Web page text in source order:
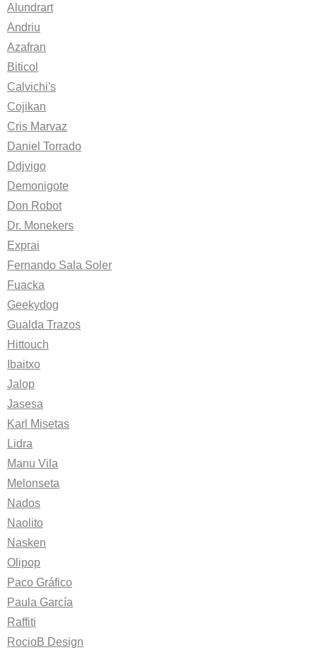
Alundrart
Andriu
Azafran
Biticol
Calvichi's
Cojikan
Cris Marvaz
Daniel Torrado
Ddjvigo
Demonigote
Don Robot
Dr. Monekers
Exprai
Fernando Sala Soler
Fuacka
Geekydog
Gualda Trazos
Hittouch
Ibaitxo
Jalop
Jasesa
Karl Misetas
Lidra
Manu Vila
Melonseta
Nados
Naolito
Nasken
Olipop
Paco Gráfico
Paula García
Raffiti
RocioB Design